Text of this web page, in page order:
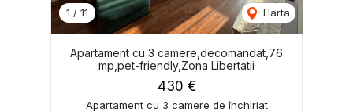
1 / 11 Harta
Apartament cu 3 camere,decomandat,76
mp,pet-friendly,Zona Libertatii
430 €
Apartament cu 3 camere de închiriat